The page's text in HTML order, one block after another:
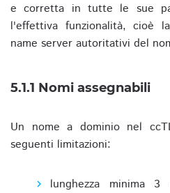
e corretta in tutte le sue
l'effettiva funzionalità, cioè
name server autoritativi del
5.1.1 Nomi assegnabili
Un nome a dominio nel
seguenti limitazioni:
lunghezza minima